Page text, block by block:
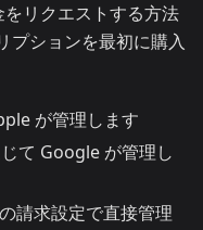
リクエストする方法
プションを最初に購入
が管理します
て Google が管理し
請求設定で直接管理